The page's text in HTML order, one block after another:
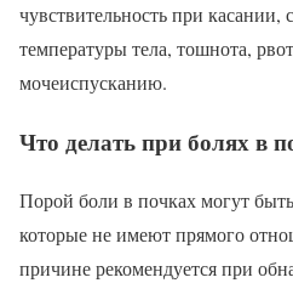
чувствительность при
температуры тела, тошнота,
мочеиспусканию.
Что делать при болях в
Порой боли в почках могут
которые не имеют прямого
причине рекомендуется при